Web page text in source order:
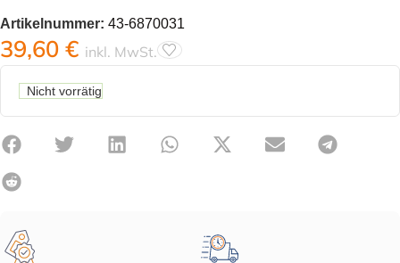
Artikelnummer: 43-6870031
39,60 € inkl. MwSt.
Nicht vorrätig